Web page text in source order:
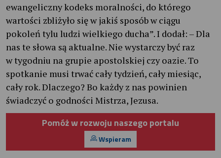
ewangeliczny kodeks moralności, do którego
wartości zbliżyło się w jakiś sposób w ciągu
pokoleń tylu ludzi wielkiego ducha”. I dodał: – Dla
nas te słowa są aktualne. Nie wystarczy być raz
w tygodniu na grupie apostolskiej czy oazie. To
spotkanie musi trwać cały tydzień, cały miesiąc,
cały rok. Dlaczego? Bo każdy z nas powinien
świadczyć o godności Mistrza, Jezusa.
Pomóż w rozwoju naszego portalu
Wspieram